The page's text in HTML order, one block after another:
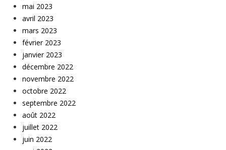
mai 2023
avril 2023
mars 2023
février 2023
janvier 2023
décembre 2022
novembre 2022
octobre 2022
septembre 2022
août 2022
juillet 2022
juin 2022